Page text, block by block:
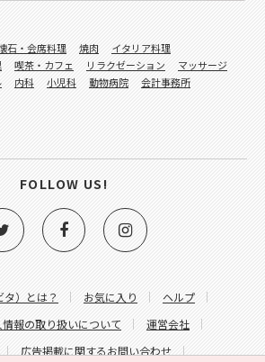
タ）とは？ お気に入り
ヘルプ
報の取り扱いについて
運営会社
広告掲載に関するお問い合わせ
石・会席料理 焼肉
イタリア料理
喫茶・カフェ リラクゼーション
マッサージ
内科 小児科 動物病院
会計事務所
FOLLOW US!